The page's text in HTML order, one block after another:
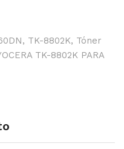
, TK-8802K, Tóner
TK-8802K PARA